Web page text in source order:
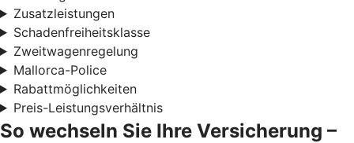
Zusatzleistungen
Schadenfreiheitsklasse
Zweitwagenregelung
Mallorca-Police
Rabattmöglichkeiten
Preis-Leistungsverhältnis
So wechseln Sie Ihre Versicherung –